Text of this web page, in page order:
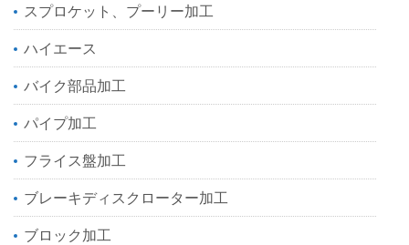
スプロケット、プーリー加工
ハイエース
バイク部品加工
パイプ加工
フライス盤加工
ブレーキディスクローター加工
ブロック加工